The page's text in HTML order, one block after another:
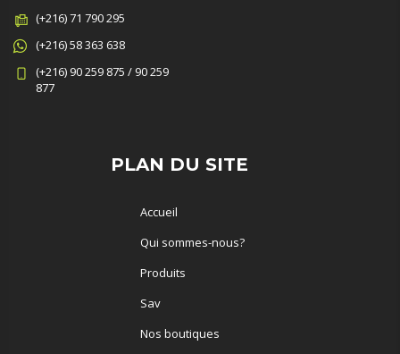
(+216) 71 790 295
(+216) 58 363 638
(+216) 90 259 875 / 90 259
877
PLAN DU SITE
Accueil
Qui sommes-nous?
Produits
Sav
Nos boutiques